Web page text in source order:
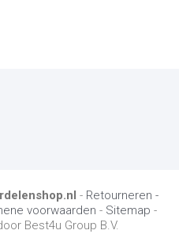
- Retourneren -
voorwaarden - Sitemap -
Best4u Group B.V.